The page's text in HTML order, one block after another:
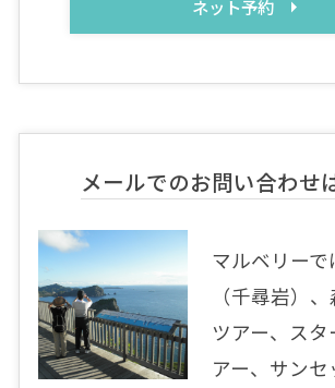
ネット予約
メールでのお問い合わせ
マルベリーで
（千尋岩）
ツアー、ス
アー、サンセ